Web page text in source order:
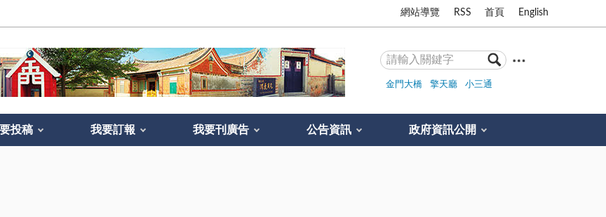
網站導覽 RSS 首頁 English
金門大橋 擎天廳 小三通
投稿 我要訂報 我要刊廣告 公告資訊 政府資訊公開